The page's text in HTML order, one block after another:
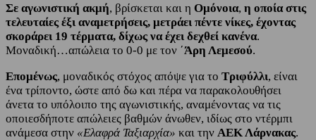
Σε αγωνιστική ακμή, βρίσκεται και η Ομόνοια, η οποία στις
τελευταίες έξι αναμετρήσεις, μετράει πέντε νίκες, έχοντας
σκοράρει 19 τέρματα, δίχως να έχει δεχθεί κανένα.
Μοναδική…απώλεια το 0-0 με τον ΄Άρη Λεμεσού.
Επομένως, μοναδικός στόχος απόψε για το Τριφύλλι, είναι
ένα τρίποντο, ώστε από δω και πέρα να παρακολουθήσει
άνετα το υπόλοιπο της αγωνιστικής, αναμένοντας να τις
οποιεσδήποτε απώλειες βαθμών άνωθεν, ιδίως στο ντέρμπι
ανάμεσα στην «Ελαφρά Ταξιαρχία» και την ΑΕΚ Λάρνακας.